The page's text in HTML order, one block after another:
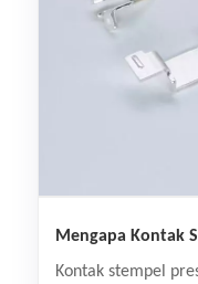
Mengapa Kontak
​Kontak stempel